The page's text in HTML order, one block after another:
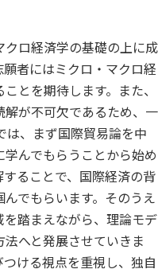
ロ経済学の基礎の上に成
者にはミクロ・マクロ経
とを期待します。また、
が不可欠であるため、一
は、まず国際貿易論を中
んでもらうことから始め
ることで、国際経済の背
でもらいます。そのうえ
踏まえながら、理論モデ
へと発展させていきま
ける視点を重視し、独自